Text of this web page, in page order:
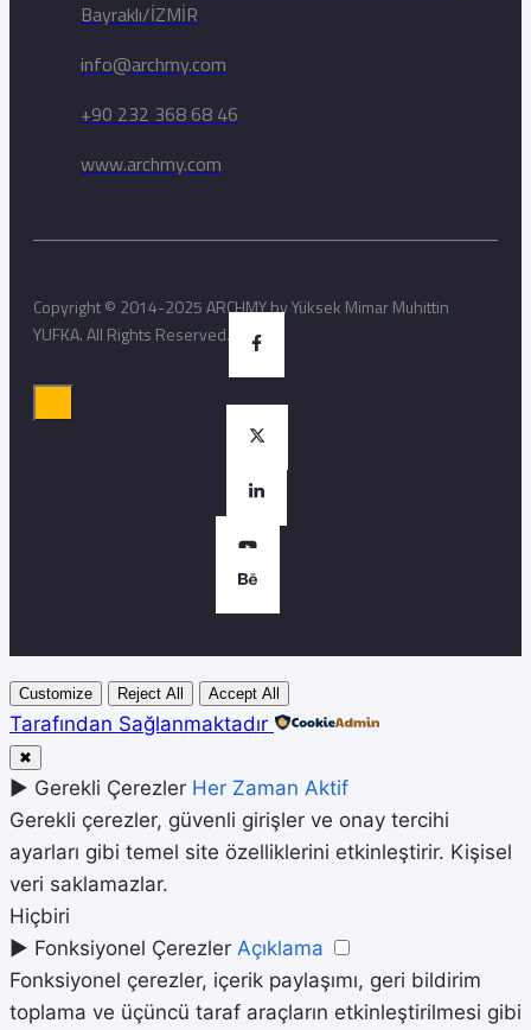
Bayraklı/İZMİR
info@archmy.com
+90 232 368 68 46
www.archmy.com
Copyright © 2014-2025 ARCHMY by Yüksek Mimar Muhittin
YUFKA. All Rights Reserved.
Customize Reject All Accept All
Tarafından Sağlanmaktadır
✖
► Gerekli Çerezler Her Zaman Aktif
Gerekli çerezler, güvenli girişler ve onay tercihi
ayarları gibi temel site özelliklerini etkinleştirir. Kişisel
veri saklamazlar.
Hiçbiri
► Fonksiyonel Çerezler Açıklama
Fonksiyonel çerezler, içerik paylaşımı, geri bildirim
toplama ve üçüncü taraf araçların etkinleştirilmesi gibi